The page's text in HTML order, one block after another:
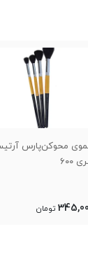
قلموی محوکن پارس
سری ۲۳۹۲
310,000 تومان